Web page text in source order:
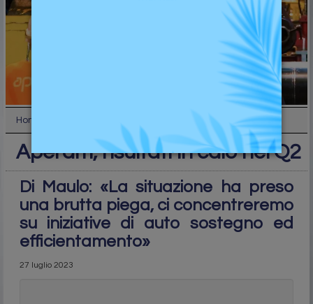
Home Aperam, risultati in calo nel Q2
Aperam, risultati in calo nel Q2
Di Maulo: «La situazione ha preso
una brutta piega, ci concentreremo
su iniziative di auto sostegno ed
efficientamento»
27 luglio 2023